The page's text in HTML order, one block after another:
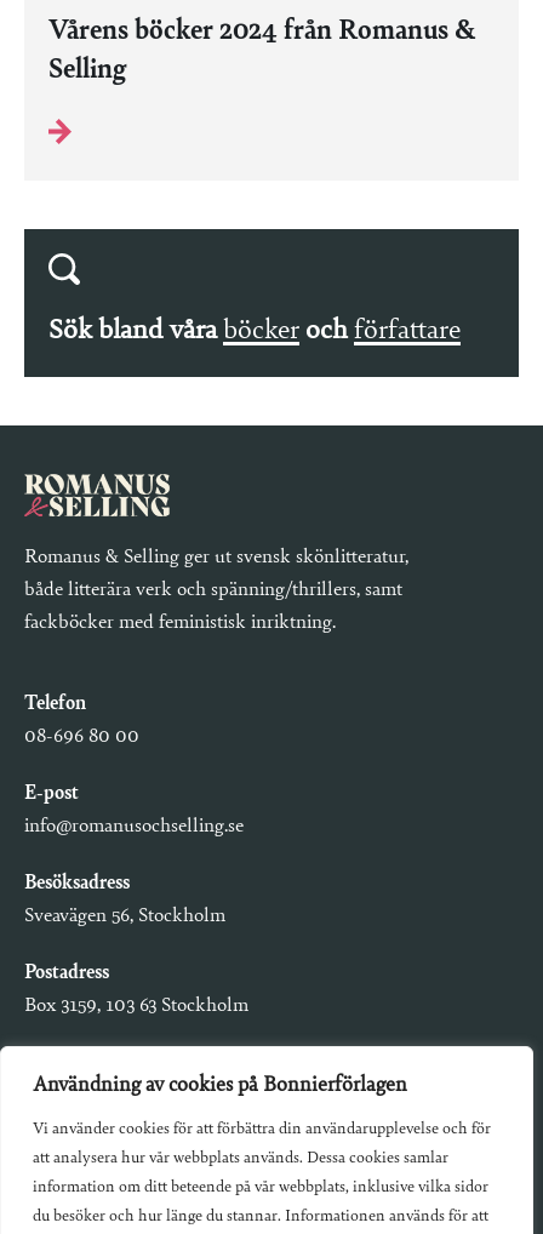
Användning av cookies på Bonnierförlagen
Vi använder cookies för att förbättra din användarupplevelse och för
att analysera hur vår webbplats används. Dessa cookies samlar
information om ditt beteende på vår webbplats, inklusive vilka sidor
du besöker och hur länge du stannar. Informationen används för att
Vårens böcker 2024 från Romanus &
Selling
Sök bland våra böcker och författare
Romanus & Selling ger ut svensk skönlitteratur,
både litterära verk och spänning/thrillers, samt
fackböcker med feministisk inriktning.
Telefon
08-696 80 00
E-post
info@romanusochselling.se
Besöksadress
Sveavägen 56, Stockholm
Postadress
Box 3159, 103 63 Stockholm
Om Bonnierförlagen
Cookies
Integritetspolicy